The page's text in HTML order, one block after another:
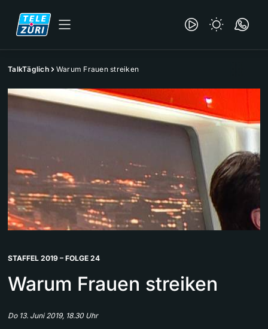
TalkTäglich Warum Frauen streiken
STAFFEL 2019 – FOLGE 24
Warum Frauen streiken
Do 13. Juni 2019, 18.30 Uhr